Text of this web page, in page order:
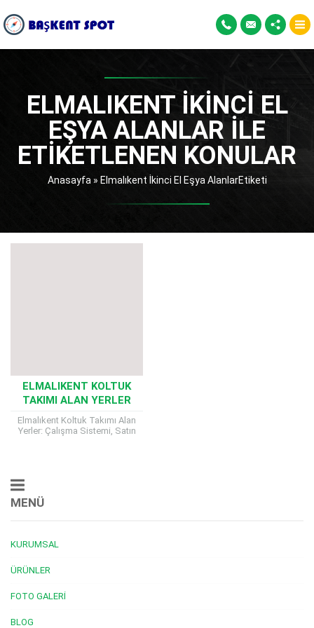
ELMALIKENT İKINCI EL
EŞYA ALANLAR ILE
ETIKETLENEN KONULAR
Anasayfa » Elmalıkent İkinci El Eşya AlanlarEtiketi
ELMALIKENT KOLTUK
TAKIMI ALAN YERLER
Elmalıkent Koltuk Takımı Alan
Yerler: Çalışma Sistemi, Satın
MENÜ
KURUMSAL
ÜRÜNLER
FOTO GALERI
BLOG